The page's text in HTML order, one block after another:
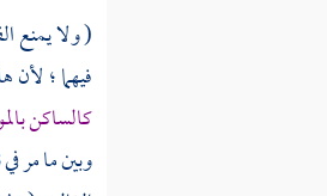
( ولا يمنع
فيهما ؛
كالساكن
وبين ما مر